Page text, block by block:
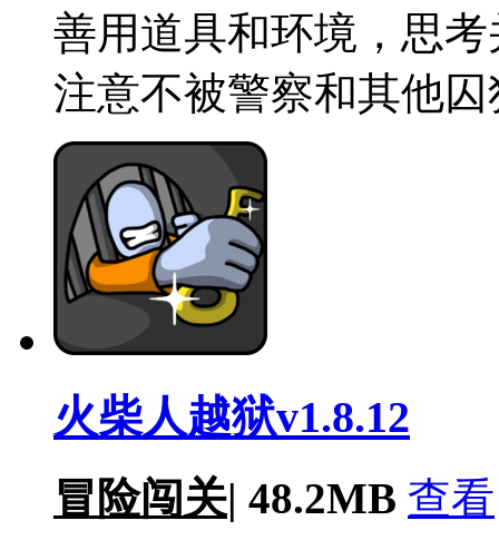
善用道具和环境，思
注意不被警察和其他
火柴人越狱v1.8.12
冒险闯关| 48.2MB 查看